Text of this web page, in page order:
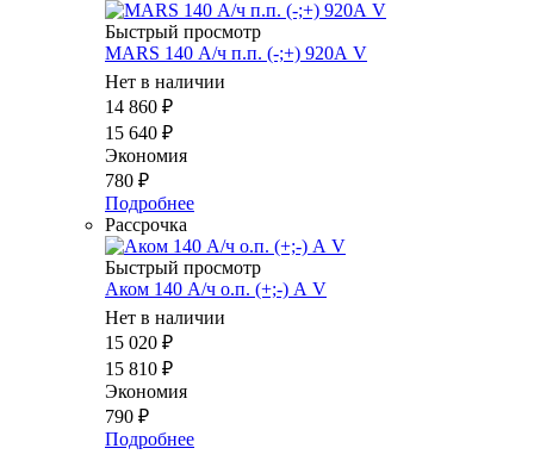
Быстрый просмотр
MARS 140 А/ч п.п. (-;+) 920А V
Нет в наличии
14 860 ₽
15 640 ₽
Экономия
780 ₽
Подробнее
Рассрочка
Быстрый просмотр
Аком 140 А/ч о.п. (+;-) А V
Нет в наличии
15 020 ₽
15 810 ₽
Экономия
790 ₽
Подробнее